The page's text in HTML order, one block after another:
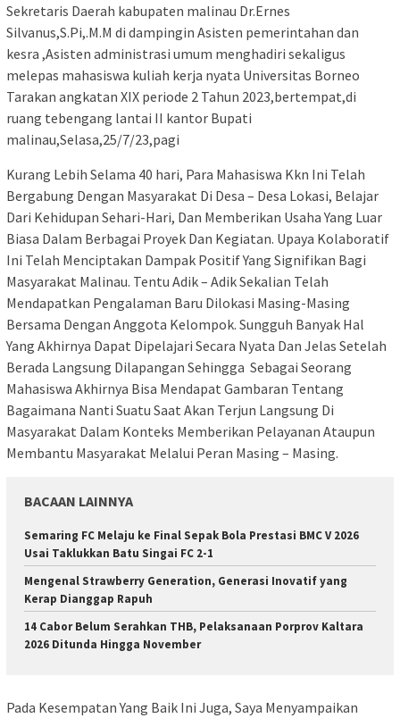
Sekretaris Daerah kabupaten malinau Dr.Ernes
Silvanus,S.Pi,.M.M di dampingin Asisten pemerintahan dan
kesra ,Asisten administrasi umum menghadiri sekaligus
melepas mahasiswa kuliah kerja nyata Universitas Borneo
Tarakan angkatan XIX periode 2 Tahun 2023,bertempat,di
ruang tebengang lantai II kantor Bupati
malinau,Selasa,25/7/23,pagi
Kurang Lebih Selama 40 hari, Para Mahasiswa Kkn Ini Telah
Bergabung Dengan Masyarakat Di Desa – Desa Lokasi, Belajar
Dari Kehidupan Sehari-Hari, Dan Memberikan Usaha Yang Luar
Biasa Dalam Berbagai Proyek Dan Kegiatan. Upaya Kolaboratif
Ini Telah Menciptakan Dampak Positif Yang Signifikan Bagi
Masyarakat Malinau. Tentu Adik – Adik Sekalian Telah
Mendapatkan Pengalaman Baru Dilokasi Masing-Masing
Bersama Dengan Anggota Kelompok. Sungguh Banyak Hal
Yang Akhirnya Dapat Dipelajari Secara Nyata Dan Jelas Setelah
Berada Langsung Dilapangan Sehingga Sebagai Seorang
Mahasiswa Akhirnya Bisa Mendapat Gambaran Tentang
Bagaimana Nanti Suatu Saat Akan Terjun Langsung Di
Masyarakat Dalam Konteks Memberikan Pelayanan Ataupun
Membantu Masyarakat Melalui Peran Masing – Masing.
BACAAN LAINNYA
Semaring FC Melaju ke Final Sepak Bola Prestasi BMC V 2026
Usai Taklukkan Batu Singai FC 2-1
Mengenal Strawberry Generation, Generasi Inovatif yang
Kerap Dianggap Rapuh
14 Cabor Belum Serahkan THB, Pelaksanaan Porprov Kaltara
2026 Ditunda Hingga November
Pada Kesempatan Yang Baik Ini Juga, Saya Menyampaikan